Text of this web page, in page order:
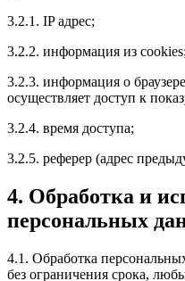
3.2.1. IP адрес;
3.2.2. информация из
3.2.3. информация о
осуществляет доступ к
3.2.4. время доступа;
3.2.5. реферер (адрес
4. Обработка и
персональных
4.1. Обработка
без ограничения срока,